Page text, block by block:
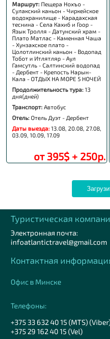
Маршрут: Пещера Нохъо -
Сулакский каньон - Чиркейское
водохранилище - Карадахская
теснина - Села Кахиб и Гоор -
Язык Тролля - Датунский храм -
Плато Матлас - Каменная Чаша
- Хунзахское плато -
Цолотлинский каньон - Водопад
Тобот и Итлятляр - Аул
Гамсутль - Салтинский водопад
- Дербент - Крепость Нарын-
Кала - ОТДЫХ НА МОРЕ 5 НОЧЕЙ
Продолжительность тура: 13
дня(дней)
Транспорт: Автобус
Отель: Отель Дуэт - Дербент
Даты выезда: 13.08, 20.08, 27.08,
03.09, 10.09, 17.09
от 395$ + 250р.
Туристическая
Электронная почта:
infoatlantictravel@gmail.com
Контактная
Офис в Минске
Телефоны:
+375 33 632 40 15 (MTS)
+375 29 162 40 15 (Vel)